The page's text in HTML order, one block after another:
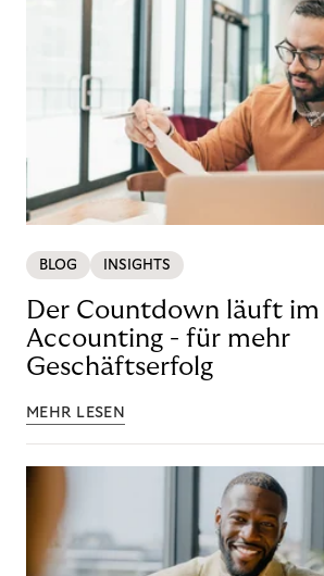
BLOG INSIGHTS
Der Countdown läuft im
Accounting - für mehr
Geschäftserfolg
MEHR LESEN